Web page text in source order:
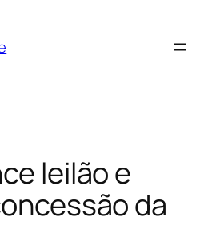
leilão e
da